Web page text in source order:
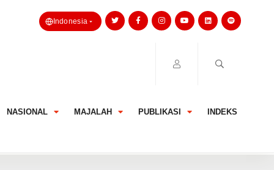
Indonesia
NASIONAL MAJALAH PUBLIKASI INDEKS